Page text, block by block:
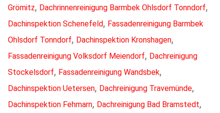
Grömitz, Dachrinnenreinigung Barmbek Ohlsdorf Tonndorf,
Dachinspektion Schenefeld, Fassadenreinigung Barmbek
Ohlsdorf Tonndorf, Dachinspektion Kronshagen,
Fassadenreinigung Volksdorf Meiendorf, Dachreinigung
Stockelsdorf, Fassadenreinigung Wandsbek,
Dachinspektion Uetersen, Dachreinigung Travemünde,
Dachinspektion Fehmarn, Dachreinigung Bad Bramstedt,